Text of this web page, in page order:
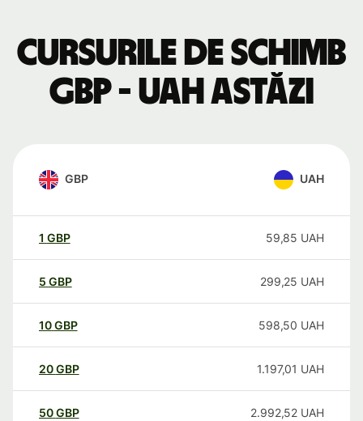
Cursurile de schimb
GBP - UAH astăzi
GBP UAH
1 GBP 59,85 UAH
5 GBP 299,25 UAH
10GBP 598,50 UAH
20GBP 1.197,01 UAH
50GBP 2.992,52 UAH